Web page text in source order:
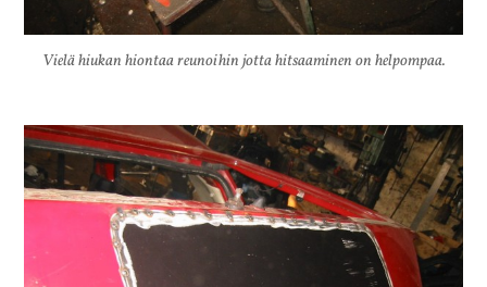
Vielä hiukan hiontaa reunoihin jotta hitsaaminen on helpompaa.